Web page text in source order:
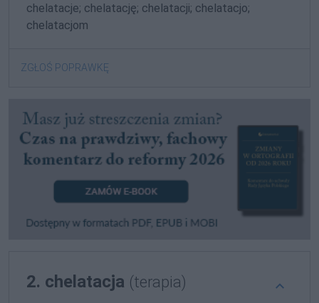
chelatacje; chelatację; chelatacji; chelatacjo;
chelatacjom
ZGŁOŚ POPRAWKĘ
2. chelatacja (terapia)